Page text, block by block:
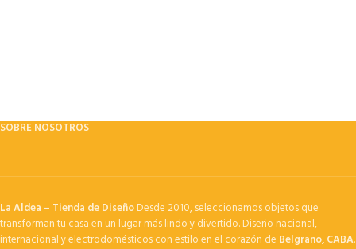
SOBRE NOSOTROS
La Aldea – Tienda de DiseñoDesde 2010, seleccionamos objetos que
transforman tu casa en un lugar más lindo y divertido. Diseño nacional,
internacional y electrodomésticos con estilo en el corazón de Belgrano, CABA.